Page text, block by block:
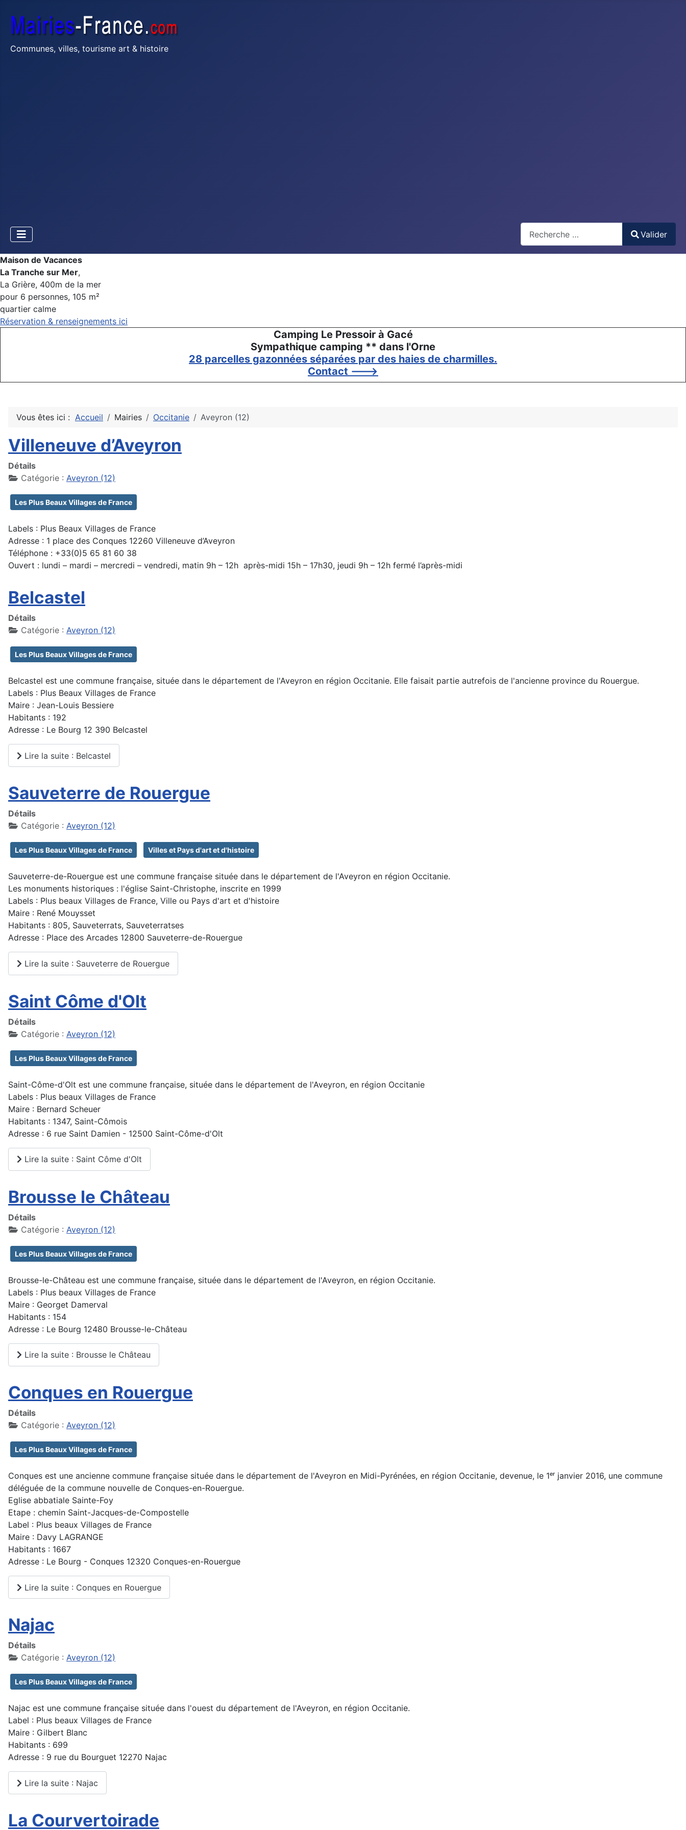
Communes, villes, tourisme art & histoire
Type 2 or more characters for results.
Valider
Maison de Vacances
La Tranche sur Mer,
La Grière, 400m de la mer
pour 6 personnes, 105 m²
quartier calme
Réservation & renseignements ici
Camping Le Pressoir à Gacé
Sympathique camping ** dans l'Orne
28 parcelles gazonnées séparées par des haies de charmilles.
Contact --->
Vous êtes ici : Accueil Mairies Occitanie Aveyron (12)
Villeneuve d’Aveyron
Détails
Catégorie : Aveyron (12)
Les Plus Beaux Villages de France
Labels : Plus Beaux Villages de France
Adresse : 1 place des Conques 12260 Villeneuve d’Aveyron
Téléphone : +33(0)5 65 81 60 38
Ouvert : lundi – mardi – mercredi – vendredi, matin 9h – 12h après-midi 15h – 17h30, jeudi 9h – 12h fermé l’après-midi
Belcastel
Détails
Catégorie : Aveyron (12)
Les Plus Beaux Villages de France
Belcastel est une commune française, située dans le département de l'Aveyron en région Occitanie. Elle faisait partie autrefois de l'ancienne province du Rouergue.
Labels : Plus Beaux Villages de France
Maire : Jean-Louis Bessiere
Habitants : 192
Adresse : Le Bourg 12 390 Belcastel
Lire la suite : Belcastel
Sauveterre de Rouergue
Détails
Catégorie : Aveyron (12)
Les Plus Beaux Villages de France Villes et Pays d'art et d'histoire
Sauveterre-de-Rouergue est une commune française située dans le département de l'Aveyron en région Occitanie.
Les monuments historiques : l'église Saint-Christophe, inscrite en 1999
Labels : Plus beaux Villages de France, Ville ou Pays d'art et d'histoire
Maire : René Mouysset
Habitants : 805, Sauveterrats, Sauveterratses
Adresse : Place des Arcades 12800 Sauveterre-de-Rouergue
Lire la suite : Sauveterre de Rouergue
Saint Côme d'Olt
Détails
Catégorie : Aveyron (12)
Les Plus Beaux Villages de France
Saint-Côme-d'Olt est une commune française, située dans le département de l'Aveyron, en région Occitanie
Labels : Plus beaux Villages de France
Maire : Bernard Scheuer
Habitants : 1347, Saint-Cômois
Adresse : 6 rue Saint Damien - 12500 Saint-Côme-d'Olt
Lire la suite : Saint Côme d'Olt
Brousse le Château
Détails
Catégorie : Aveyron (12)
Les Plus Beaux Villages de France
Brousse-le-Château est une commune française, située dans le département de l'Aveyron, en région Occitanie.
Labels : Plus beaux Villages de France
Maire : Georget Damerval
Habitants : 154
Adresse : Le Bourg 12480 Brousse-le-Château
Lire la suite : Brousse le Château
Conques en Rouergue
Détails
Catégorie : Aveyron (12)
Les Plus Beaux Villages de France
Conques est une ancienne commune française située dans le département de l'Aveyron en Midi-Pyrénées, en région Occitanie, devenue, le 1ᵉʳ janvier 2016, une commune
déléguée de la commune nouvelle de Conques-en-Rouergue.
Eglise abbatiale Sainte-Foy
Etape : chemin Saint-Jacques-de-Compostelle
Label : Plus beaux Villages de France
Maire : Davy LAGRANGE
Habitants : 1667
Adresse : Le Bourg - Conques 12320 Conques-en-Rouergue
Lire la suite : Conques en Rouergue
Najac
Détails
Catégorie : Aveyron (12)
Les Plus Beaux Villages de France
Najac est une commune française située dans l'ouest du département de l'Aveyron, en région Occitanie.
Label : Plus beaux Villages de France
Maire : Gilbert Blanc
Habitants : 699
Adresse : 9 rue du Bourguet 12270 Najac
Lire la suite : Najac
La Courvertoirade